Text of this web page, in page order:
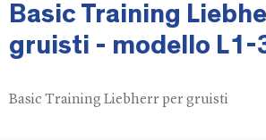
Basic Training
gruisti - modello L1-
Basic Training Liebherr per gruisti